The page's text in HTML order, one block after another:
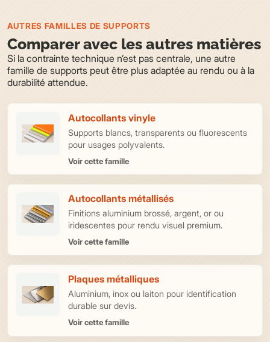
AUTRES FAMILLES DE SUPPORTS
Comparer avec les autres matières
Si la contrainte technique n’est pas centrale, une autre
famille de supports peut être plus adaptée au rendu ou à la
durabilité attendue.
Autocollants vinyle
Supports blancs, transparents ou fluorescents
pour usages polyvalents.
Voir cette famille
Autocollants métallisés
Finitions aluminium brossé, argent, or ou
iridescentes pour rendu visuel premium.
Voir cette famille
Plaques métalliques
Aluminium, inox ou laiton pour identification
durable sur devis.
Voir cette famille